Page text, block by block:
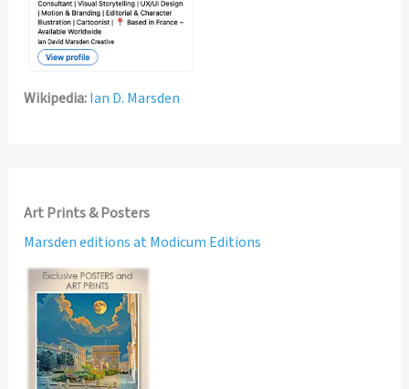
Wikipedia:Ian D. Marsden
Art Prints & Posters
Marsden editions at Modicum Editions